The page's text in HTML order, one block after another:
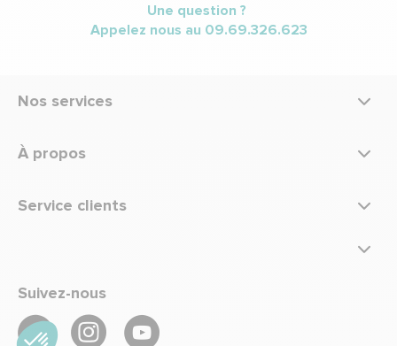
Une question ?
Appelez nous au 09.69.326.623
Nos services
À propos
Service clients
Suivez-nous